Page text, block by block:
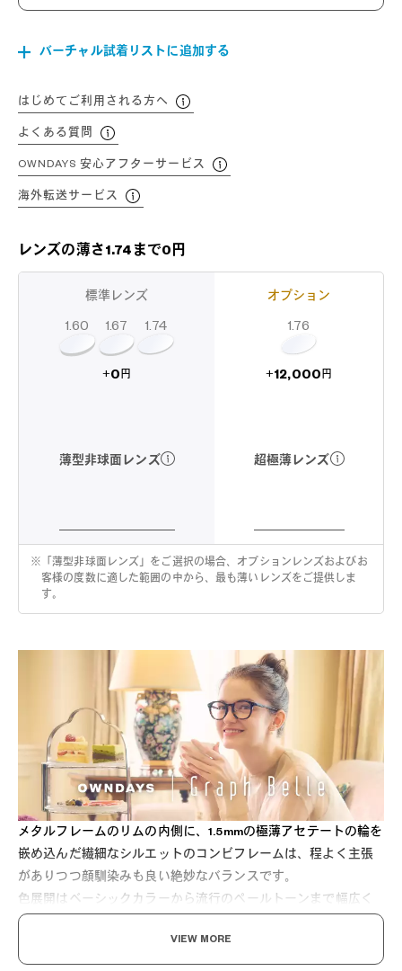
バーチャル試着リストに追加する
はじめてご利用される方へ
よくある質問
OWNDAYS 安心アフターサービス
海外転送サービス
レンズの薄さ1.74まで0円
標準レンズ
1.60 1.67 1.74
+0 円
薄型非球面レンズ
オプション
1.76
+12,000 円
超極薄レンズ
※
「薄型非球面レンズ」をご選択の場合、オプションレンズおよびお
客様の度数に適した範囲の中から、最も薄いレンズをご提供しま
す。
メタルフレームのリムの内側に、1.5mmの極薄アセテートの輪を
嵌め込んだ繊細なシルエットのコンビフレームは、程よく主張
がありつつ顔馴染みも良い絶妙なバランスです。
色展開はベーシックカラーから流行のペールトーンまで幅広く
取り揃えました。
VIEW MORE